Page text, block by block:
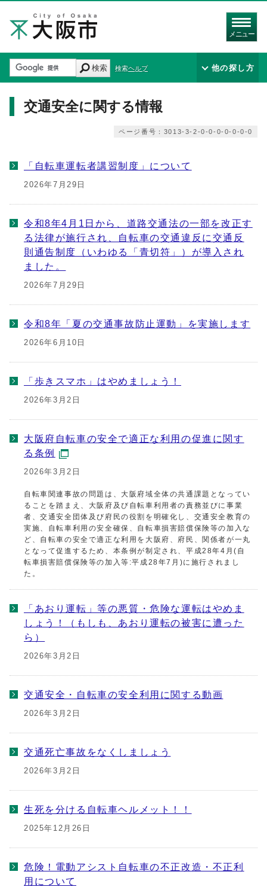
メニュー
検索 検索ヘルプ 他の探し方
交通安全に関する情報
ページ番号：3013-3-2-0-0-0-0-0-0-0
「自転車運転者講習制度」について
2026年7月29日
令和8年4月1日から、道路交通法の一部を改正す
る法律が施行され、自転車の交通違反に交通反
則通告制度（いわゆる「青切符」）が導入され
ました。
2026年7月29日
令和8年「夏の交通事故防止運動」を実施します
2026年6月10日
「歩きスマホ」はやめましょう！
2026年3月2日
大阪府自転車の安全で適正な利用の促進に関す
る条例
2026年3月2日
自転車関連事故の問題は、大阪府域全体の共通課題となってい
ることを踏まえ、大阪府及び自転車利用者の責務並びに事業
者、交通安全団体及び府民の役割を明確化し、交通安全教育の
実施、自転車利用の安全確保、自転車損害賠償保険等の加入な
ど、自転車の安全で適正な利用を大阪府、府民、関係者が一丸
となって促進するため、本条例が制定され、平成28年4月(自
転車損害賠償保険等の加入等:平成28年7月)に施行されまし
た。
「あおり運転」等の悪質・危険な運転はやめま
しょう！（もしも、あおり運転の被害に遭った
ら）
2026年3月2日
交通安全・自転車の安全利用に関する動画
2026年3月2日
交通死亡事故をなくしましょう
2026年3月2日
生死を分ける自転車ヘルメット！！
2025年12月26日
危険！電動アシスト自転車の不正改造・不正利
用について